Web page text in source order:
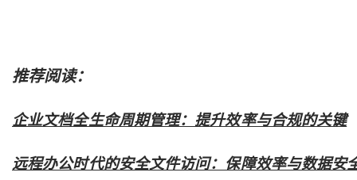
推荐阅读：
企业文档全生命周期管理：提升效率与合规的关键
远程办公时代的安全文件访问：保障效率与数据安